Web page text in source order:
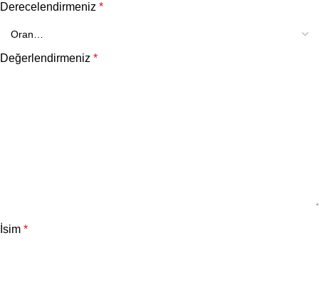
Derecelendirmeniz *
Değerlendirmeniz *
İsim *